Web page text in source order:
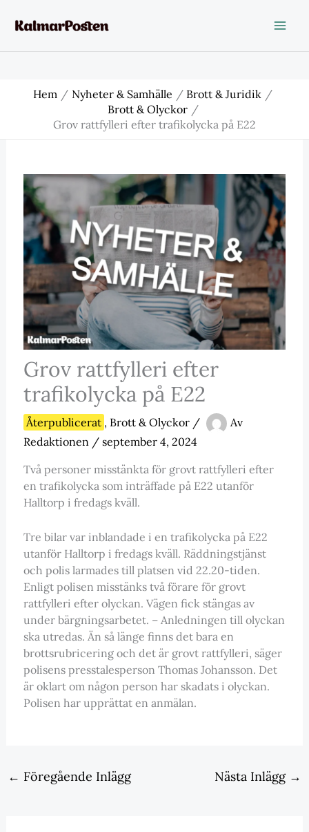
Hem Nyheter & Samhälle
Brott & Juridik
Brott & Olyckor
Grov rattfylleri efter trafikolycka på E22
Grov rattfylleri efter
trafikolycka på E22
Återpublicerat , Brott & Olyckor/
Av
Redaktionen / september 4, 2024
Två personer misstänkta för grovt rattfylleri efter
en trafikolycka som inträffade på E22 utanför
Halltorp i fredags kväll.
Tre bilar var inblandade i en trafikolycka på E22
utanför Halltorp i fredags kväll. Räddningstjänst
och polis larmades till platsen vid 22.20-tiden.
Enligt polisen misstänks två förare för grovt
rattfylleri efter olyckan. Vägen fick stängas av
under bärgningsarbetet. – Anledningen till olyckan
ska utredas. Än så länge finns det bara en
brottsrubricering och det är grovt rattfylleri, säger
polisens presstalesperson Thomas Johansson. Det
är oklart om någon person har skadats i olyckan.
Polisen har upprättat en anmälan.
← Föregående Inlägg Nästa Inlägg →